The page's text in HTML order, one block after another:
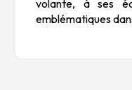
volante, à ses
emblématiques